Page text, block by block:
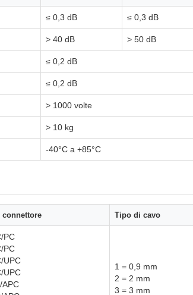
≤ 0,3 dB ≤ 0,3 dB
> 40 dB > 50 dB
≤ 0,2 dB
≤ 0,2 dB
> 1000 volte
> 10 kg
-40°C a +85°C
Tipo di cavo
PC
PC
UPC
UPC
APC
1 = 0,9 mm
2 = 2 mm
3 = 3 mm